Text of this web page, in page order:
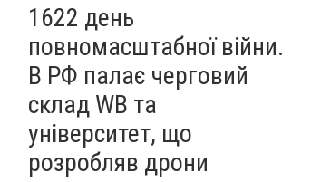
1622 день
повномасштабної війни.
В РФ палає черговий
склад WB та
університет, що
розробляв дрони